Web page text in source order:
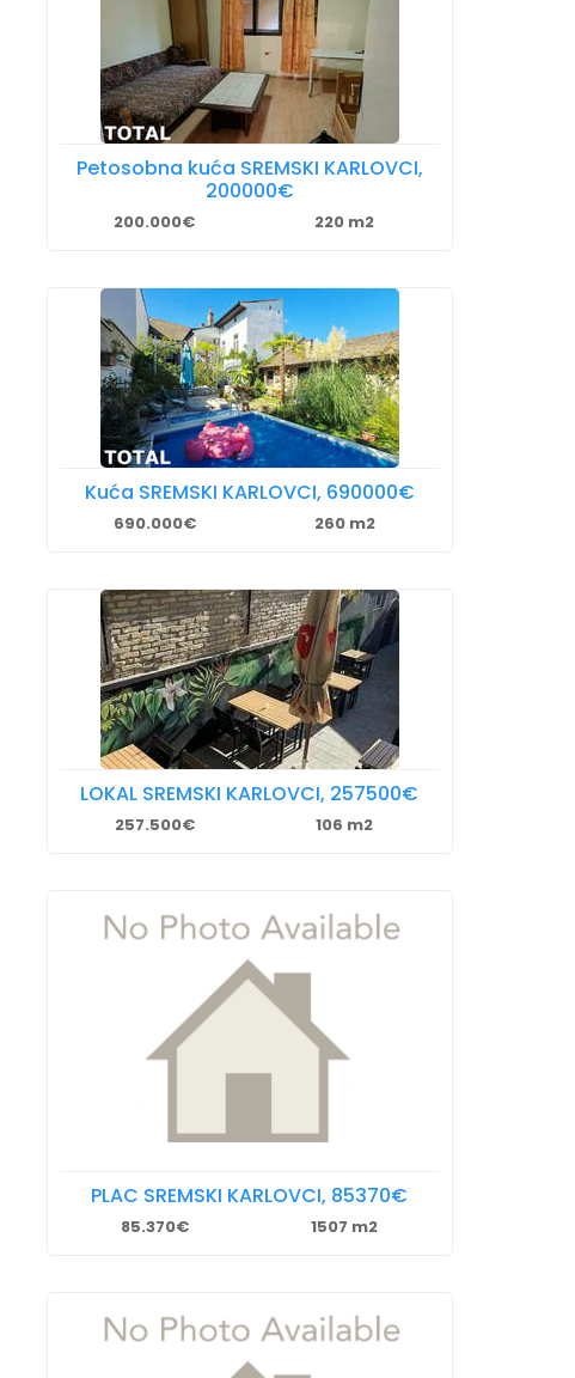
Petosobna kuća SREMSKI KARLOVCI,
200000€
200.000€ 220 m2
Kuća SREMSKI KARLOVCI, 690000€
690.000€ 260 m2
LOKAL SREMSKI KARLOVCI, 257500€
257.500€ 106 m2
PLAC SREMSKI KARLOVCI, 85370€
85.370€ 1507 m2